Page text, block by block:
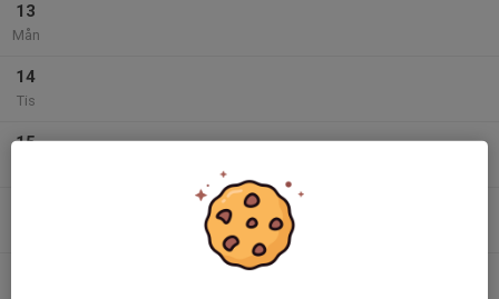
13
Mån
14
Tis
15